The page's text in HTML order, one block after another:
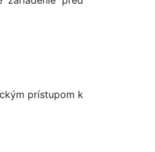
prístupom k